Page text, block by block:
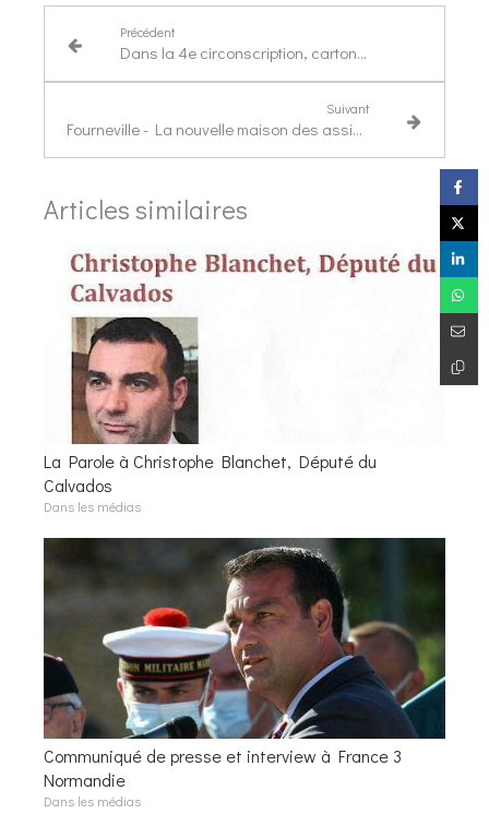
Précédent
Dans la 4e circonscription, carton plein et "marche trop haute"
Suivant
Fourneville - La nouvelle maison des assistantes maternelles n'attend plus que les enfants
Articles similaires
La Parole à Christophe Blanchet, Député du
Calvados
Dans les médias
Communiqué de presse et interview à France 3
Normandie
Dans les médias